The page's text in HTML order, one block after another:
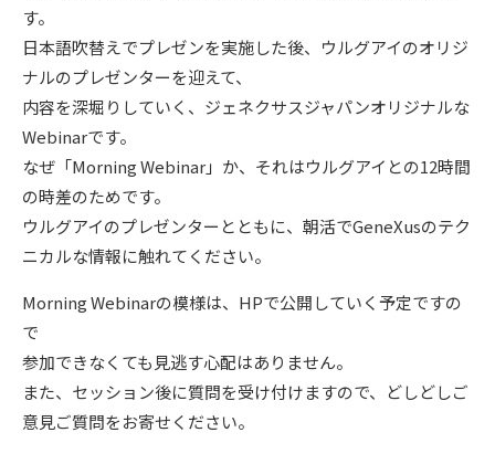
す。
日本語吹替えでプレゼンを実施した後、ウルグアイのオリジ
ナルのプレゼンターを迎えて、
内容を深堀りしていく、ジェネクサスジャパンオリジナルな
Webinarです。
なぜ「Morning Webinar」か、それはウルグアイとの12時間
の時差のためです。
ウルグアイのプレゼンターとともに、朝活でGeneXusのテク
ニカルな情報に触れてください。
Morning Webinarの模様は、HPで公開していく予定ですの
で
参加できなくても見逃す心配はありません。
また、セッション後に質問を受け付けますので、どしどしご
意見ご質問をお寄せください。